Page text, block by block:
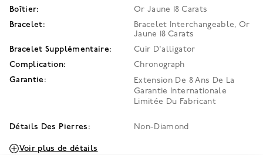
Boîtier:
Or Jaune 18 Carats
Bracelet:
Bracelet Interchangeable, Or
Jaune 18 Carats
Bracelet Supplémentaire:
Cuir D'alligator
Complication:
Chronograph
Garantie:
Extension De 8 Ans De La
Garantie Internationale
Limitée Du Fabricant
Détails Des Pierres: Non-Diamond
Voir plus de détails